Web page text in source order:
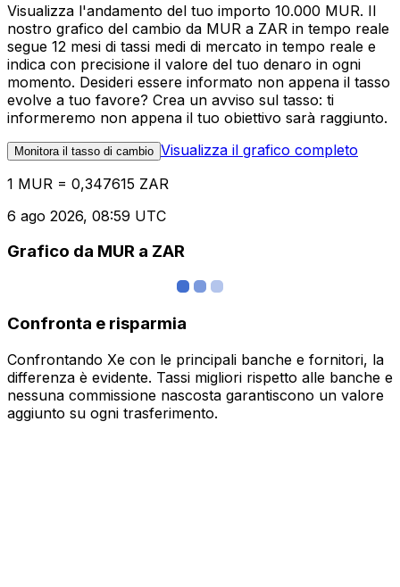
Visualizza l'andamento del tuo importo 10.000 MUR. Il
nostro grafico del cambio da MUR a ZAR in tempo reale
segue 12 mesi di tassi medi di mercato in tempo reale e
indica con precisione il valore del tuo denaro in ogni
momento. Desideri essere informato non appena il tasso
evolve a tuo favore? Crea un avviso sul tasso: ti
informeremo non appena il tuo obiettivo sarà raggiunto.
Monitora il tasso di cambio Visualizza il grafico completo
1 MUR = 0,347615 ZAR
6 ago 2026, 08:59 UTC
Grafico da MUR a ZAR
Confronta e risparmia
Confrontando Xe con le principali banche e fornitori, la
differenza è evidente. Tassi migliori rispetto alle banche e
nessuna commissione nascosta garantiscono un valore
aggiunto su ogni trasferimento.